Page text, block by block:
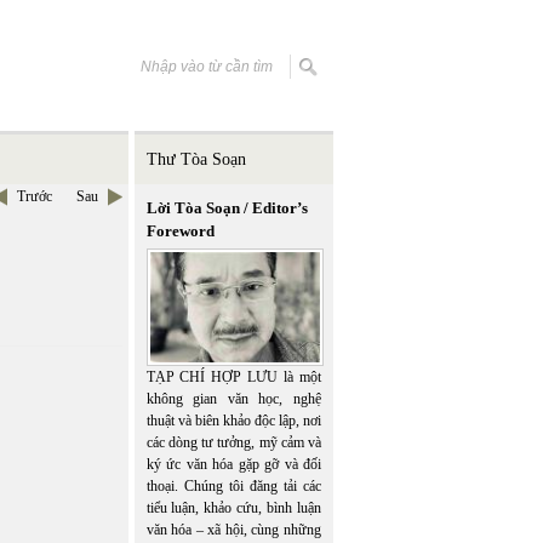
Trước Sau
Thư Tòa Soạn
Lời Tòa Soạn / Editor’s
Foreword
TẠP CHÍ HỢP LƯU là một
không gian văn học, nghệ
thuật và biên khảo độc lập, nơi
các dòng tư tưởng, mỹ cảm và
ký ức văn hóa gặp gỡ và đối
thoại. Chúng tôi đăng tải các
tiểu luận, khảo cứu, bình luận
văn hóa – xã hội, cùng những